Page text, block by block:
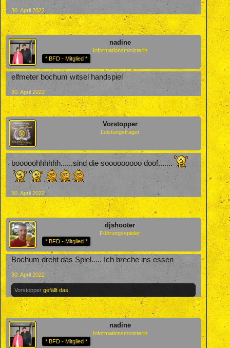
30. April 2022
nadine
Informationsministerin
* BFD - Mitglied *
elfmeter bochum witsel handspiel
30. April 2022
Vorstopper
Leistungsträger
booooohhhhhh......sind die sooooooooo doof.......
30. April 2022
djshooter
Führungsspieler
* BFD - Mitglied *
Bochum dreht das Spiel..... Ich breche ins essen
30. April 2022
Vorstopper gefällt das.
nadine
Informationsministerin
* BFD - Mitglied *